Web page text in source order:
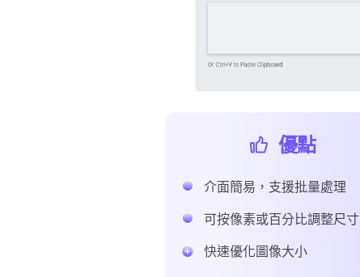
優點
介面簡易，支援批量處理
可按像素或百分比調整尺寸
快速優化圖像大小